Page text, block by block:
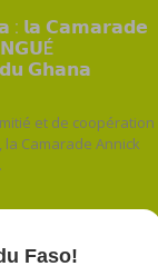
: 𝗹𝗮 𝗖𝗮𝗺𝗮𝗿𝗮𝗱𝗲
𝗚𝗵𝗮𝗻𝗮
et de coopération
Camarade Annick
Faso!